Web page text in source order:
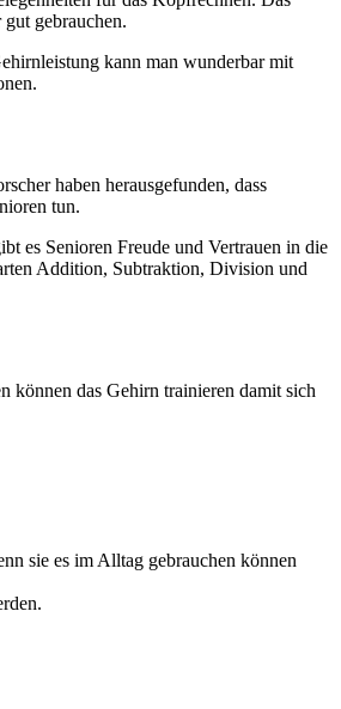
gebrauchen.
kann man wunderbar mit
haben herausgefunden, dass
tun.
es Senioren Freude und Vertrauen in die
Addition, Subtraktion, Division und
können das Gehirn trainieren damit sich
sie es im Alltag gebrauchen können